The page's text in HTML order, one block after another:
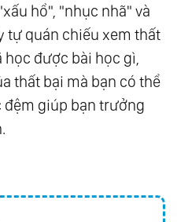
hổ", "nhục nhã" và
tự quán chiếu xem thất
được bài học gì,
thất bại mà bạn có thể
giúp bạn trưởng